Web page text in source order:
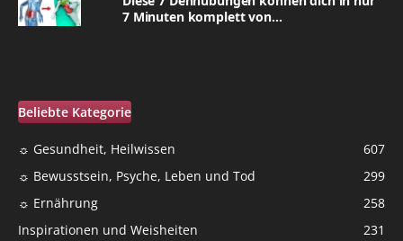
7 Minuten komplett von...
Beliebte Kategorie
☼ Gesundheit, Heilwissen
607
☼ Bewusstsein, Psyche, Leben und Tod
299
☼ Ernährung
258
Inspirationen und Weisheiten
231